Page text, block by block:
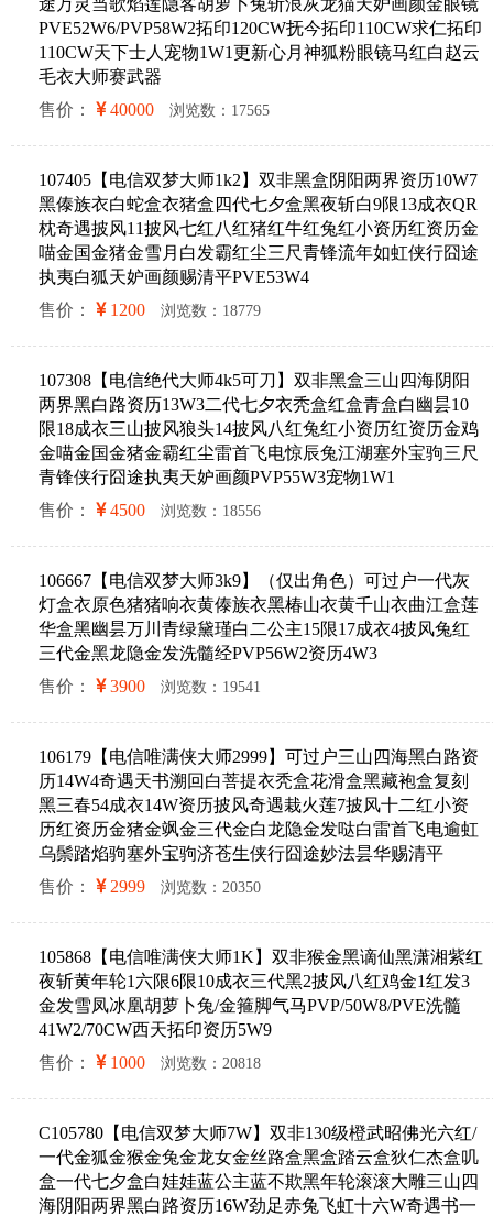
PVE52W6/PVP58W2拓印120CW抚今拓印110CW求仁拓印
110CW天下士人宠物1W1更新心月神狐粉眼镜马红白赵云
毛衣大师赛武器
售价：
40000 浏览数：17565
107405【电信双梦大师1k2】双非黑盒阴阳两界资历10W7
黑傣族衣白蛇盒衣猪盒四代七夕盒黑夜斩白9限13成衣QR
枕奇遇披风11披风七红八红猪红牛红兔红小资历红资历金
喵金国金猪金雪月白发霸红尘三尺青锋流年如虹侠行囧途
执夷白狐天妒画颜赐清平PVE53W4
售价：
1200 浏览数：18779
107308【电信绝代大师4k5可刀】双非黑盒三山四海阴阳
两界黑白路资历13W3二代七夕衣秃盒红盒青盒白幽昙10
限18成衣三山披风狼头14披风八红兔红小资历红资历金鸡
金喵金国金猪金霸红尘雷首飞电惊辰兔江湖塞外宝驹三尺
青锋侠行囧途执夷天妒画颜PVP55W3宠物1W1
售价：
4500 浏览数：18556
106667【电信双梦大师3k9】（仅出角色）可过户一代灰
灯盒衣原色猪猪响衣黄傣族衣黑椿山衣黄千山衣曲江盒莲
华盒黑幽昙万川青绿黛瑾白二公主15限17成衣4披风兔红
三代金黑龙隐金发洗髓经PVP56W2资历4W3
售价：
3900 浏览数：19541
106179【电信唯满侠大师2999】可过户三山四海黑白路资
历14W4奇遇天书溯回白菩提衣秃盒花滑盒黑藏袍盒复刻
黑三春54成衣14W资历披风奇遇栽火莲7披风十二红小资
历红资历金猪金飒金三代金白龙隐金发哒白雷首飞电逾虹
乌鬃踏焰驹塞外宝驹济苍生侠行囧途妙法昙华赐清平
售价：
2999 浏览数：20350
105868【电信唯满侠大师1K】双非猴金黑谪仙黑潇湘紫红
夜斩黄年轮1六限6限10成衣三代黑2披风八红鸡金1红发3
金发雪凤冰凰胡萝卜兔/金箍脚气马PVP/50W8/PVE洗髓
41W2/70CW西天拓印资历5W9
售价：
1000 浏览数：20818
C105780【电信双梦大师7W】双非130级橙武昭佛光六红/
一代金狐金猴金兔金龙女金丝路盒黑盒踏云盒狄仁杰盒叽
盒一代七夕盒白娃娃蓝公主蓝不欺黑年轮滚滚大雕三山四
海阴阳两界黑白路资历16W劲足赤兔飞虹十六W奇遇书一